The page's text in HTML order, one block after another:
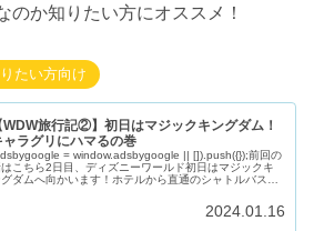
のか知りたい方にオススメ！
たい方向け
WDW旅行記②】初日はマジックキングダム！
ャラグリにハマるの巻
= window.adsbygoogle || []).push({});前回の
こちら2日目、ディズニーワールド初日はマジックキ
グダムへ向かいます！ホテルから直通のシャトルバスが
2024.01.16